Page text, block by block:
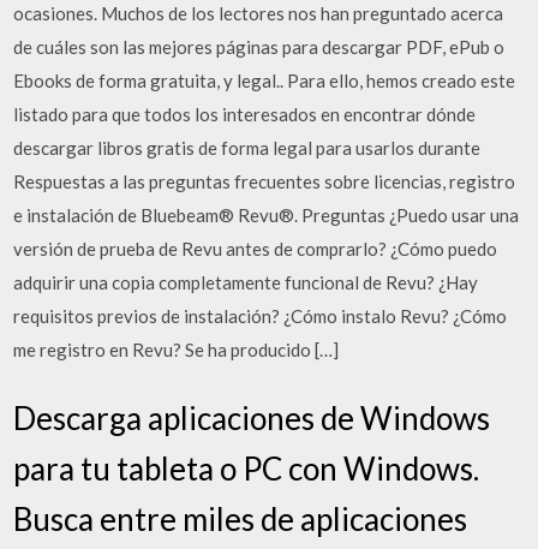
ocasiones. Muchos de los lectores nos han preguntado acerca
de cuáles son las mejores páginas para descargar PDF, ePub o
Ebooks de forma gratuita, y legal.. Para ello, hemos creado este
listado para que todos los interesados en encontrar dónde
descargar libros gratis de forma legal para usarlos durante
Respuestas a las preguntas frecuentes sobre licencias, registro
e instalación de Bluebeam® Revu®. Preguntas ¿Puedo usar una
versión de prueba de Revu antes de comprarlo? ¿Cómo puedo
adquirir una copia completamente funcional de Revu? ¿Hay
requisitos previos de instalación? ¿Cómo instalo Revu? ¿Cómo
me registro en Revu? Se ha producido […]
Descarga aplicaciones de Windows
para tu tableta o PC con Windows.
Busca entre miles de aplicaciones